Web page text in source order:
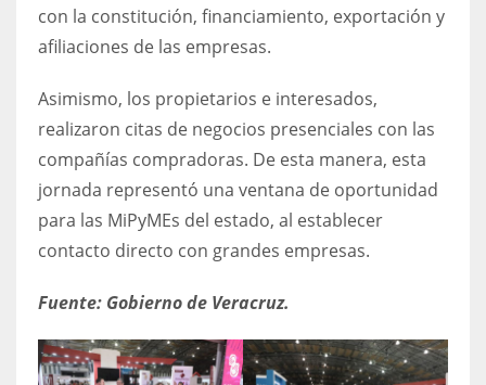
con la constitución, financiamiento, exportación y
afiliaciones de las empresas.
Asimismo, los propietarios e interesados,
realizaron citas de negocios presenciales con las
compañías compradoras. De esta manera, esta
jornada representó una ventana de oportunidad
para las MiPyMEs del estado, al establecer
contacto directo con grandes empresas.
Fuente: Gobierno de Veracruz.